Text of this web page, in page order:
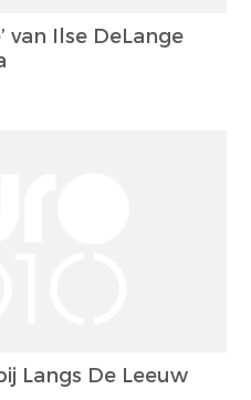
van Ilse DeLange
Langs De Leeuw